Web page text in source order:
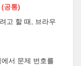
(공통)
고 할 때, 브라우
서 문제 번호를